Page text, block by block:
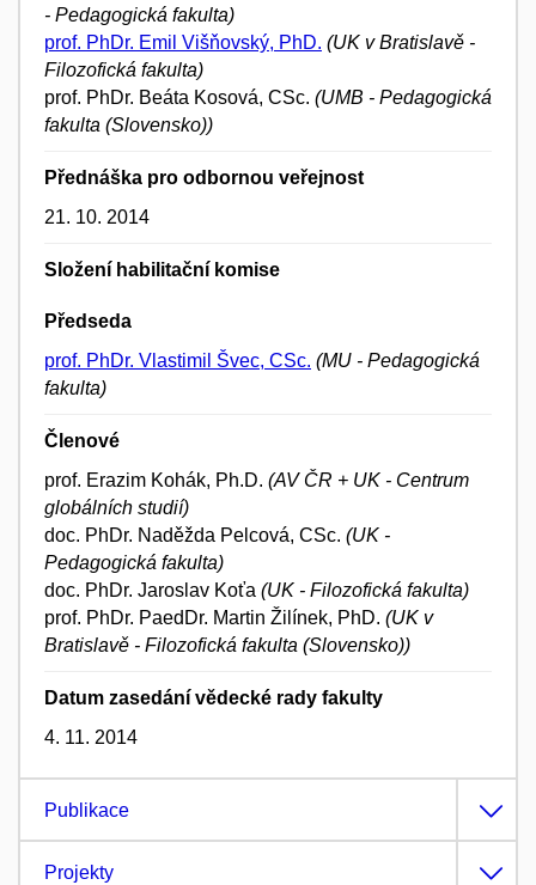
- Pedagogická fakulta)
prof. PhDr. Emil Višňovský, PhD. (UK v Bratislavě -
Filozofická fakulta)
prof. PhDr. Beáta Kosová, CSc. (UMB - Pedagogická
fakulta (Slovensko))
Přednáška pro odbornou veřejnost
21. 10. 2014
Složení habilitační komise
Předseda
prof. PhDr. Vlastimil Švec, CSc. (MU - Pedagogická
fakulta)
Členové
prof. Erazim Kohák, Ph.D. (AV ČR + UK - Centrum
globálních studií)
doc. PhDr. Naděžda Pelcová, CSc. (UK -
Pedagogická fakulta)
doc. PhDr. Jaroslav Koťa (UK - Filozofická fakulta)
prof. PhDr. PaedDr. Martin Žilínek, PhD. (UK v
Bratislavě - Filozofická fakulta (Slovensko))
Datum zasedání vědecké rady fakulty
4. 11. 2014
Publikace
Projekty